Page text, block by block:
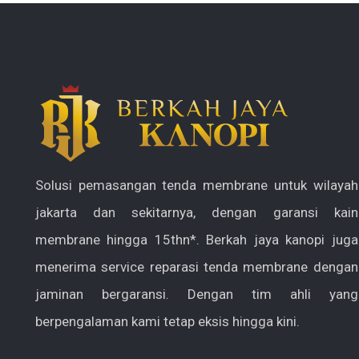
Solusi pemasangan tenda membrane untuk wilayah
jakarta dan sekitarnya, dengan garansi kain
membrane hingga 15thn*. Berkah jaya kanopi juga
menerima service reparasi tenda membrane dengan
jaminan bergaransi. Dengan tim ahli yang
berpengalaman kami tetap eksis hingga kini.